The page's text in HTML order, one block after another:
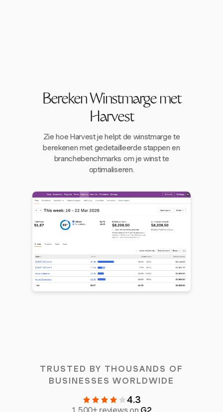
Bereken Winstmarge met
Harvest
Zie hoe Harvest je helpt de winstmarge te
berekenen met gedetailleerde stappen en
branchebenchmarks om je winst te
optimaliseren.
TRUSTED BY THOUSANDS OF
BUSINESSES WORLDWIDE
4.3